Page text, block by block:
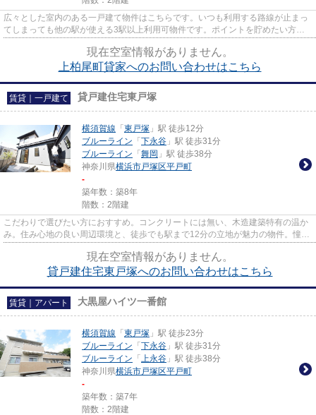
広々とした室内のある一戸建て物件はこちらです。いつも利用する路線が止まっ
てしまっても他の駅が使える3駅以上利用可物件です。ポイントを貯めたい方に
現在空室情報がありません。
上柏尾町貸家へのお問い合わせはこちら
賃貸｜一戸建て 貸戸建住宅東戸塚
横須賀線 「 東戸塚 」駅 徒歩12分
ブルーライン 「 下永谷 」駅 徒歩31分
ブルーライン 「 舞岡 」駅 徒歩38分
神奈川県横浜市戸塚区平戸町
-
築年数：築8年
階数：2階建
こだわりで選びたい方におすすめ。コンクリートには無い、木造建築特有の温か
み。住み心地の良い周辺環境と、徒歩でも駅まで12分の立地が魅力の物件。憧れ
現在空室情報がありません。
貸戸建住宅東戸塚へのお問い合わせはこちら
賃貸｜アパート 大黒屋ハイツ一番館
横須賀線 「 東戸塚 」駅 徒歩23分
ブルーライン 「 下永谷 」駅 徒歩31分
ブルーライン 「 上永谷 」駅 徒歩38分
神奈川県横浜市戸塚区平戸町
-
築年数：築7年
階数：2階建